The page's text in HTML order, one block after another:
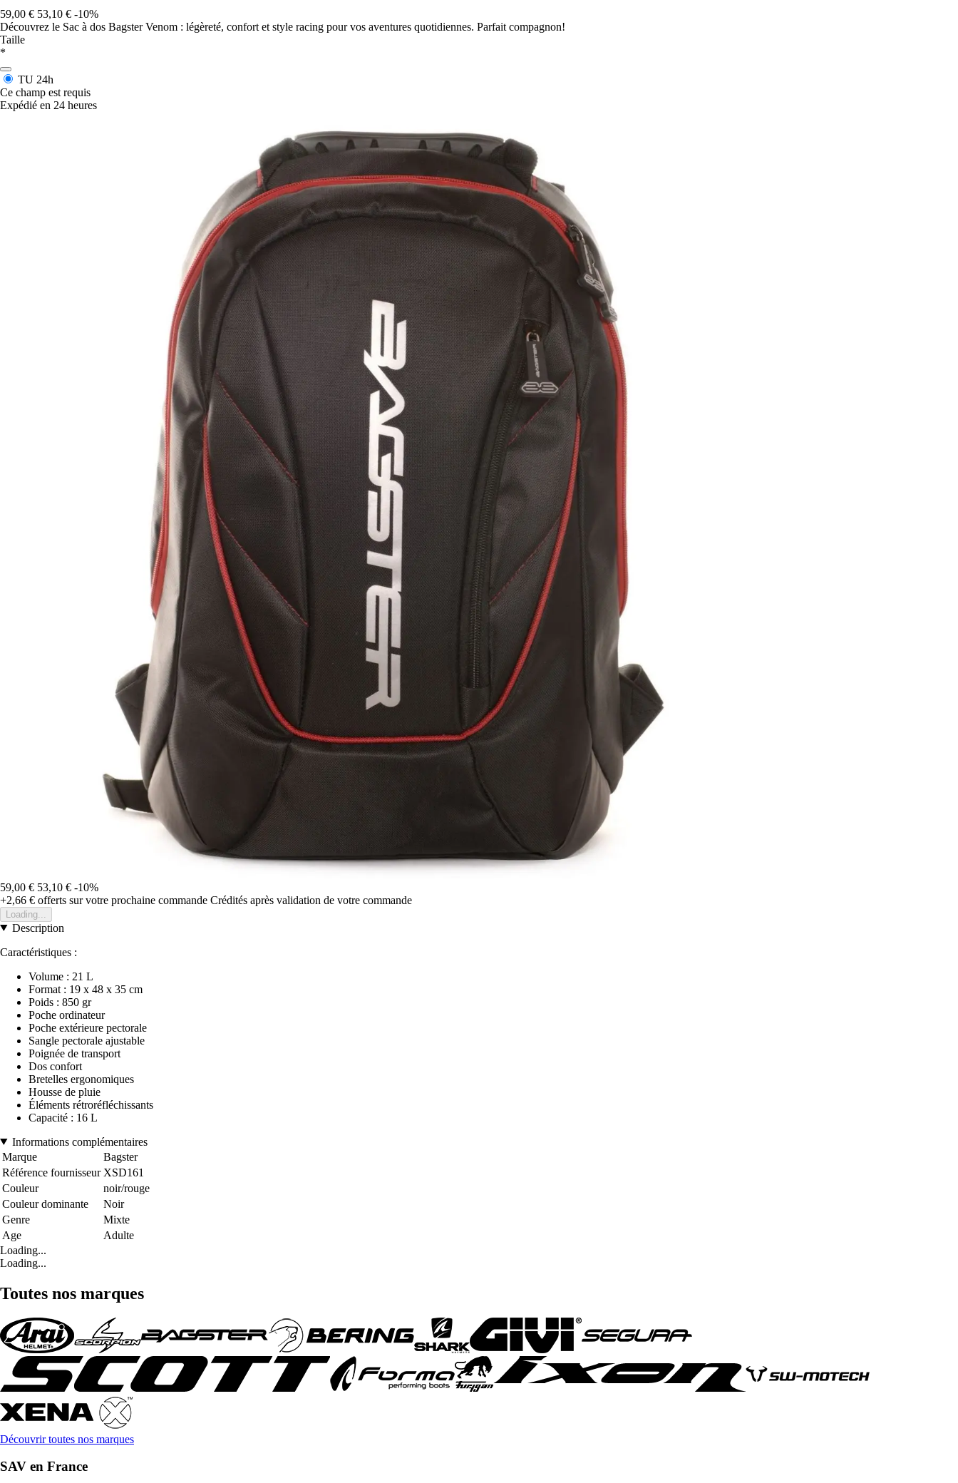
59,00 € 53,10 € -10%
Découvrez le Sac à dos Bagster Venom : légèreté, confort et style racing pour vos aventures quotidiennes. Parfait compagnon!
Taille
*
TU 24h
Ce champ est requis
Expédié en 24 heures
59,00 € 53,10 € -10%
+2,66 € offerts sur votre prochaine commande Crédités après validation de votre commande
Loading...
Description
Caractéristiques :
Volume : 21 L
Format : 19 x 48 x 35 cm
Poids : 850 gr
Poche ordinateur
Poche extérieure pectorale
Sangle pectorale ajustable
Poignée de transport
Dos confort
Bretelles ergonomiques
Housse de pluie
Éléments rétroréfléchissants
Capacité : 16 L
Informations complémentaires
Marque
Bagster
Référence fournisseur XSD161
Couleur
noir/rouge
Couleur dominante
Noir
Genre
Mixte
Age
Adulte
Loading...
Loading...
Toutes nos marques
Découvrir toutes nos marques
SAV en France